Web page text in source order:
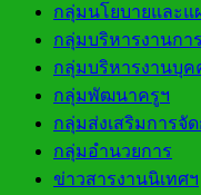
กลุ่มนโยบายและแ
กลุ่มบริหารงานกา
กลุ่มบริหารงานบุค
กลุ่มพัฒนาครูฯ
กลุ่มส่งเสริมการจั
กลุ่มอำนวยการ
ข่าวสารงานนิเทศฯ